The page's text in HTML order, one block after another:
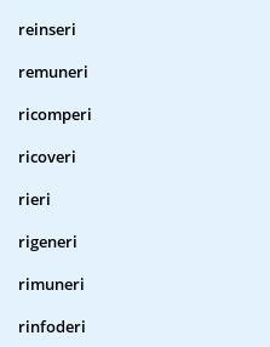
reinseri
remuneri
ricomperi
ricoveri
rieri
rigeneri
rimuneri
rinfoderi